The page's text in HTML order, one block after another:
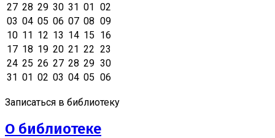
27 28 29 30 31 01 02
03 04 05 06 07 08 09
10 11 12 13 14 15 16
17 18 19 20 21 22 23
24 25 26 27 28 29 30
31 01 02 03 04 05 06
Записаться в библиотеку
О библиотеке